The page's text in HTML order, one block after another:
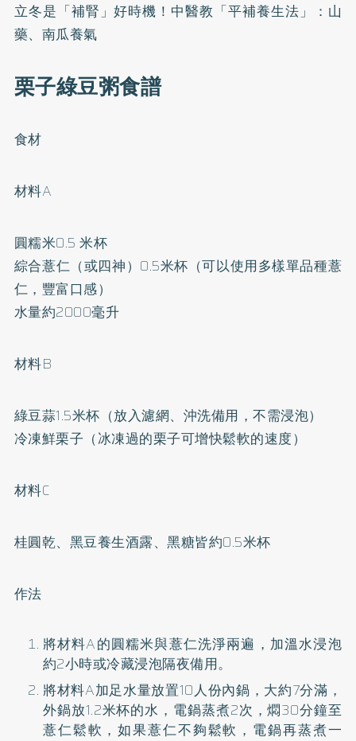
立冬是「補腎」好時機！中醫教「平補養生法」：山
藥、南瓜養氣
栗子綠豆粥食譜
食材
材料A
圓糯米0.5 米杯
綜合薏仁（或四神）0.5米杯（可以使用多樣單品種薏
仁，豐富口感）
水量約2000毫升
材料B
綠豆蒜1.5米杯（放入濾網、沖洗備用，不需浸泡）
冷凍鮮栗子（冰凍過的栗子可增快鬆軟的速度）
材料C
桂圓乾、黑豆養生酒露、黑糖皆約0.5米杯
作法
將材料A的圓糯米與薏仁洗淨兩遍，加溫水浸泡
約2小時或冷藏浸泡隔夜備用。
將材料A加足水量放置10人份內鍋，大約7分滿，
外鍋放1.2米杯的水，電鍋蒸煮2次，燜30分鐘至
薏仁鬆軟，如果薏仁不夠鬆軟，電鍋再蒸煮一